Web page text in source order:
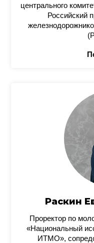
центрального
Российский
Раскин
Проректор по
«Национальный
ИТМО»,